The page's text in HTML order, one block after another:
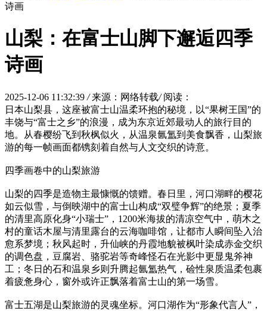
诗画
山梨：在富士山脚下邂逅四季
诗画
2025-12-06 11:32:39 / 来源：网络转载/ 阅读：
日本山梨县，这座被富士山温柔环抱的秘境，以“果树王国”的
丰饶与“富士之乡”的浪漫，成为东京近郊最动人的旅行目的
地。从春樱纷飞到秋枫似火，从温泉氤氲到美食飘香，山梨旅
游的每一帧画面都镌刻着自然与人文交织的诗意。
四季画卷中的山梨旅游
山梨的四季是造物主最慷慨的馈赠。春日里，河口湖畔的樱花
如云似雪，与倒映湖中的富士山构成“双璧争辉”的绝景；夏季
的清里高原化身“小瑞士”，1200米海拔的清凉空气中，萌木之
村的童话木屋与清里露台的云海咖啡馆，让都市人瞬间坠入治
愈系梦境；秋风起时，升仙峡的丹霞地貌被枫叶染成赤金交织
的调色盘，豆腐岩、骆驼岩等奇峰怪石在光影中更显鬼斧神
工；冬日的石和温泉乡则升腾起氤氲热气，硷性泉质温柔包裹
着疲惫身心，窗外或许正飘落着富士山的第一场雪。
富士五湖是山梨旅游的灵魂坐标。河口湖作为“形象代言人”，